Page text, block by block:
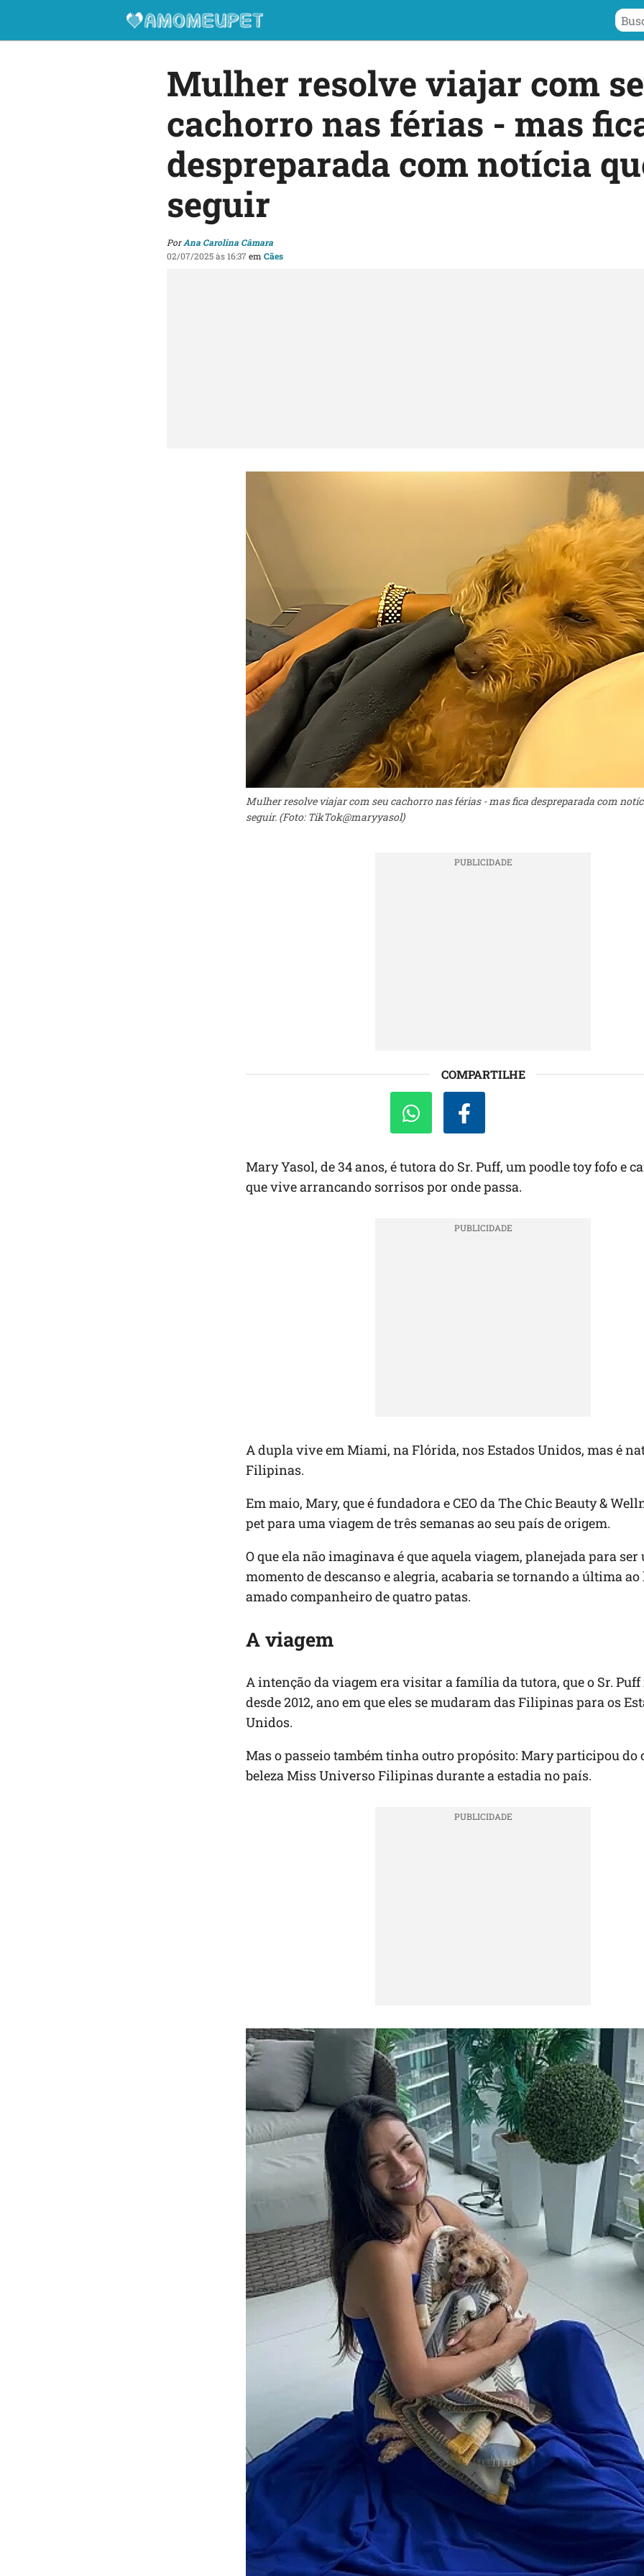
Mulher resolve viajar com
cachorro nas férias - mas
despreparada com notícia
seguir
PorAna Carolina Câmara
02/07/2025 às 16:37 em Cães
Mulher resolve viajar com seu cachorro nas férias - mas fica despreparada com
seguir. (Foto: TikTok@maryyasol)
COMPARTILHE
Mary Yasol, de 34 anos, é tutora do Sr. Puff, um poodle toy fofo e
que vive arrancando sorrisos por onde passa.
A dupla vive em Miami, na Flórida, nos Estados Unidos, mas é
Filipinas.
Em maio, Mary, que é fundadora e CEO da The Chic Beauty &
pet para uma viagem de três semanas ao seu país de origem.
O que ela não imaginava é que aquela viagem, planejada para ser
momento de descanso e alegria, acabaria se tornando a última ao
amado companheiro de quatro patas.
A viagem
A intenção da viagem era visitar a família da tutora, que o Sr.
desde 2012, ano em que eles se mudaram das Filipinas para os
Unidos.
Mas o passeio também tinha outro propósito: Mary participou do
beleza Miss Universo Filipinas durante a estadia no país.